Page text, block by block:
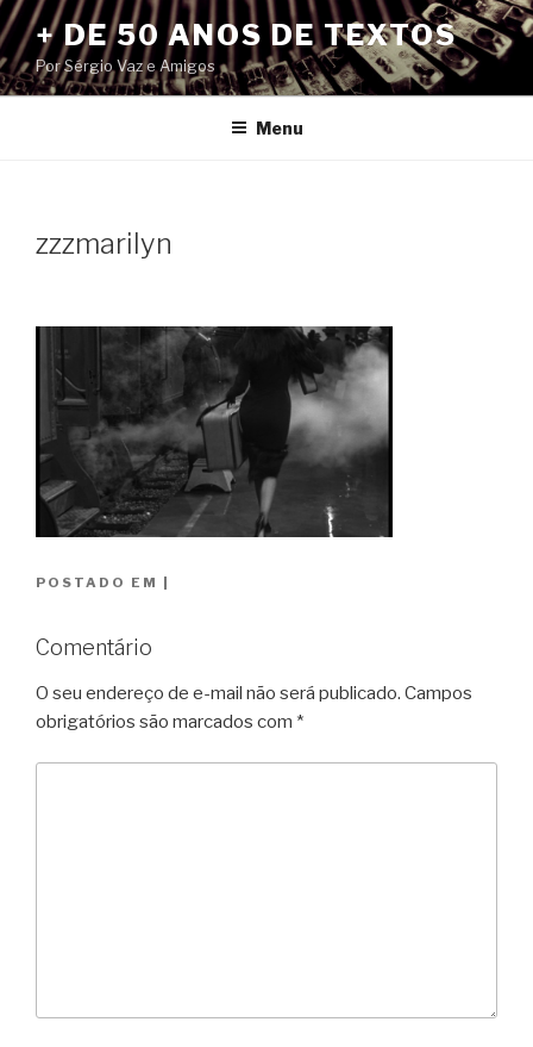
Pular
para
o
conteúdo
+ DE 50 ANOS DE TEXTOS
Por Sérgio Vaz e Amigos
Menu
zzzmarilyn
POSTADO EM
Comentário
O seu endereço de e-mail não será publicado. Campos
obrigatórios são marcados com *